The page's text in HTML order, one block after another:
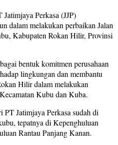
Perkasa (JJP)
dalam melakukan perbaikan Jalan
Kabupaten Rokan Hilir, Provinsi
bentuk komitmen perusahaan
lingkungan dan membantu
Hilir dalam melakukan
Kubu dan Kuba.
PT Jatimjaya Perkasa sudah di
tepatnya di Kepenghuluan
Rantau Panjang Kanan.